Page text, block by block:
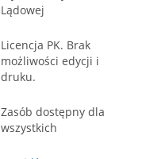
Lądowej
Licencja PK. Brak
możliwości edycji i
druku.
Zasób dostępny dla
wszystkich